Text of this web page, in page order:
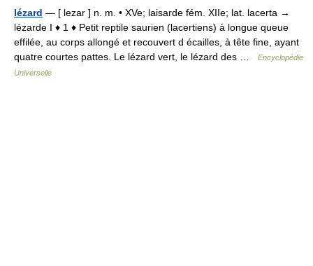
lézard — [ lezar ] n. m. • XVe; laisarde fém. XIIe; lat. lacerta →
lézarde I ♦ 1 ♦ Petit reptile saurien (lacertiens) à longue queue
effilée, au corps allongé et recouvert d écailles, à tête fine, ayant
quatre courtes pattes. Le lézard vert, le lézard des …
Encyclopédie
Universelle